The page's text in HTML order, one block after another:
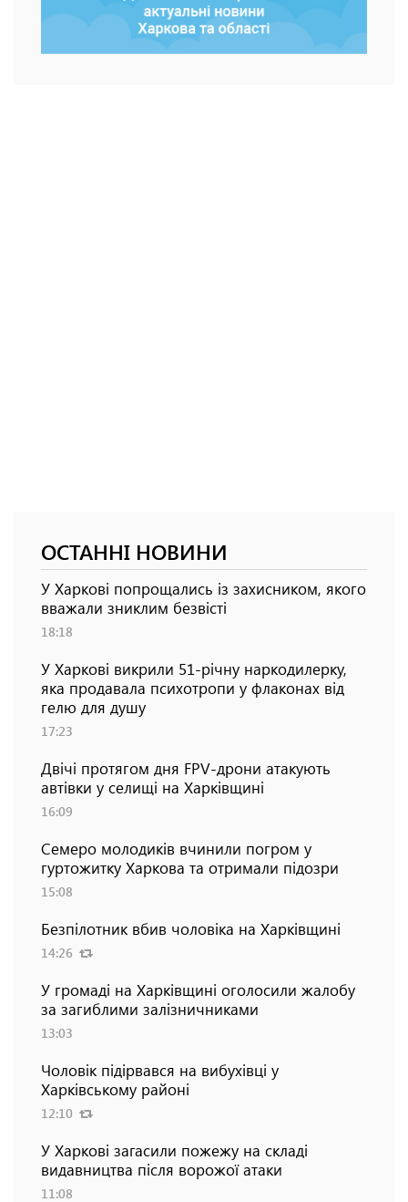
ОСТАННІ НОВИНИ
У Харкові попрощались із захисником, якого
вважали зниклим безвісті
18:18
У Харкові викрили 51-річну наркодилерку,
яка продавала психотропи у флаконах від
гелю для душу
17:23
Двічі протягом дня FPV-дрони атакують
автівки у селищі на Харківщині
16:09
Семеро молодиків вчинили погром у
гуртожитку Харкова та отримали підозри
15:08
Безпілотник вбив чоловіка на Харківщині
14:26
У громаді на Харківщині оголосили жалобу
за загиблими залізничниками
13:03
Чоловік підірвався на вибухівці у
Харківському районі
12:10
У Харкові загасили пожежу на складі
видавництва після ворожої атаки
11:08